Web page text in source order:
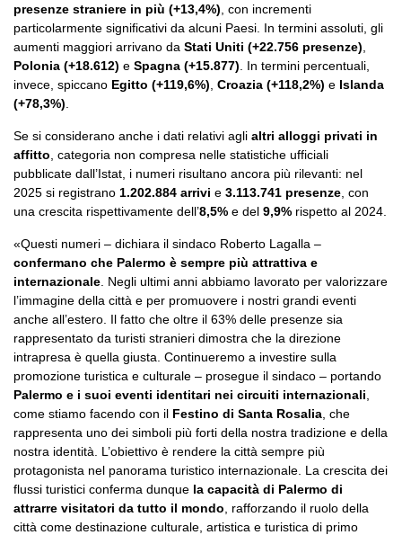
presenze straniere in più (+13,4%) , con incrementi
particolarmente significativi da alcuni Paesi. In termini assoluti, gli
aumenti maggiori arrivano da Stati Uniti (+22.756 presenze)
Polonia (+18.612) e Spagna (+15.877) . In termini percentuali,
invece, spiccano Egitto (+119,6%) Croazia (+118,2%) e Islanda
(+78,3%)
Se si considerano anche i dati relativi agli altri alloggi privati in
affitto , categoria non compresa nelle statistiche ufficiali
pubblicate dall’Istat, i numeri risultano ancora più rilevanti: nel
2025 si registrano 1.202.884 arrivi e 3.113.741 presenze , con
una crescita rispettivamente dell’8,5% e del 9,9% rispetto al 2024.
«Questi numeri – dichiara il sindaco Roberto Lagalla –
confermano che Palermo è sempre più attrattiva e
internazionale . Negli ultimi anni abbiamo lavorato per valorizzare
l’immagine della città e per promuovere i nostri grandi eventi
anche all’estero. Il fatto che oltre il 63% delle presenze sia
rappresentato da turisti stranieri dimostra che la direzione
intrapresa è quella giusta. Continueremo a investire sulla
promozione turistica e culturale – prosegue il sindaco – portando
Palermo e i suoi eventi identitari nei circuiti internazionali
come stiamo facendo con il Festino di Santa Rosalia , che
rappresenta uno dei simboli più forti della nostra tradizione e della
nostra identità. L’obiettivo è rendere la città sempre più
protagonista nel panorama turistico internazionale. La crescita dei
flussi turistici conferma dunque la capacità di Palermo di
attrarre visitatori da tutto il mondo , rafforzando il ruolo della
città come destinazione culturale, artistica e turistica di primo